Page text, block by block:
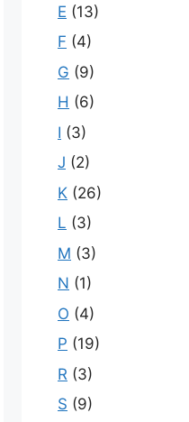
E (13)
F (4)
G (9)
H (6)
I (3)
J (2)
K (26)
L (3)
M (3)
N (1)
O (4)
P (19)
R (3)
S (9)